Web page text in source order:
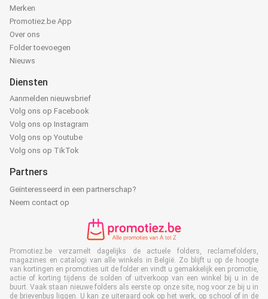
Merken
Promotiez.be App
Over ons
Folder toevoegen
Nieuws
Diensten
Aanmelden nieuwsbrief
Volg ons op Facebook
Volg ons op Instagram
Volg ons op Youtube
Volg ons op TikTok
Partners
Geïnteresseerd in een partnerschap?
Neem contact op
Promotiez.be verzamelt dagelijks de actuele folders, reclamefolders,
magazines en catalogi van alle winkels in België. Zo blijft u op de hoogte
van kortingen en promoties uit de folder en vindt u gemakkelijk een promotie,
actie of korting tijdens de solden of uitverkoop van een winkel bij u in de
buurt. Vaak staan nieuwe folders als eerste op onze site, nog voor ze bij u in
de brievenbus liggen. U kan ze uiteraard ook op het werk, op school of in de